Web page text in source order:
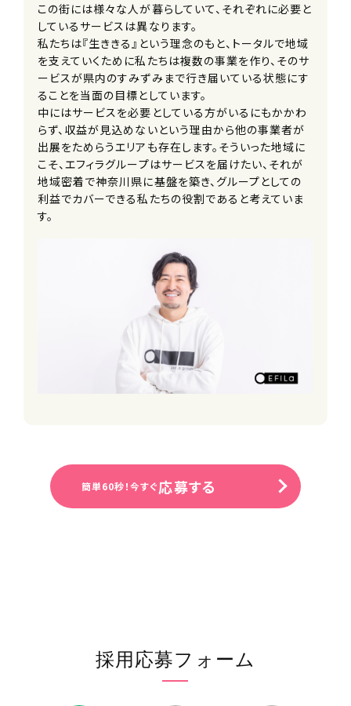
この街には様々な人が暮らしていて、それぞれに必要と
しているサービスは異なります。
私たちは『生ききる』という理念のもと、トータルで地域
を支えていくために私たちは複数の事業を作り、そのサ
ービスが県内のすみずみまで行き届いている状態にす
ることを当面の目標としています。
中にはサービスを必要としている方がいるにもかかわ
らず、収益が見込めないという理由から他の事業者が
出展をためらうエリアも存在します。そういった地域に
こそ、エフィラグループはサービスを届けたい、それが
地域密着で神奈川県に基盤を築き、グループとしての
利益でカバーできる私たちの役割であると考えていま
す。
簡単60秒！今すぐ応募する
採用応募フォーム